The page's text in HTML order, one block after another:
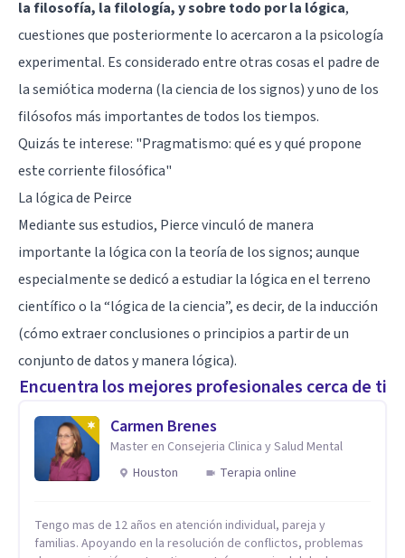
la filosofía, la filología, y sobre todo por la lógica,
cuestiones que posteriormente lo acercaron a la psicología
experimental. Es considerado entre otras cosas el padre de
la semiótica moderna (la ciencia de los signos) y uno de los
filósofos más importantes de todos los tiempos.
Quizás te interese: "Pragmatismo: qué es y qué propone
este corriente filosófica"
La lógica de Peirce
Mediante sus estudios, Pierce vinculó de manera
importante la lógica con la teoría de los signos; aunque
especialmente se dedicó a estudiar la lógica en el terreno
científico o la “lógica de la ciencia”, es decir, de la inducción
(cómo extraer conclusiones o principios a partir de un
conjunto de datos y manera lógica).
Encuentra los mejores profesionales cerca de ti
Carmen Brenes
Master en Consejeria Clinica y Salud Mental
Houston
Terapia online
Tengo mas de 12 años en atención individual, pareja y
familias. Apoyando en la resolución de conflictos, problemas